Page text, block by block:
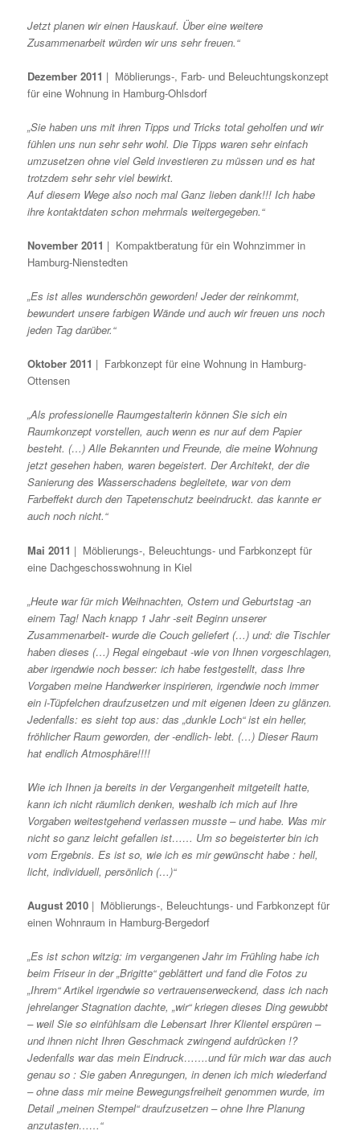
Jetzt planen wir einen Hauskauf. Über eine weitere
Zusammenarbeit würden wir uns sehr freuen.“
Dezember 2011 | Möblierungs-, Farb- und Beleuchtungskonzept
für eine Wohnung in Hamburg-Ohlsdorf
„Sie haben uns mit ihren Tipps und Tricks total geholfen und wir
fühlen uns nun sehr sehr wohl. Die Tipps waren sehr einfach
umzusetzen ohne viel Geld investieren zu müssen und es hat
trotzdem sehr sehr viel bewirkt.
Auf diesem Wege also noch mal Ganz lieben dank!!! Ich habe
ihre kontaktdaten schon mehrmals weitergegeben.“
November 2011 | Kompaktberatung für ein Wohnzimmer in
Hamburg-Nienstedten
„Es ist alles wunderschön geworden! Jeder der reinkommt,
bewundert unsere farbigen Wände und auch wir freuen uns noch
jeden Tag darüber.“
Oktober 2011 | Farbkonzept für eine Wohnung in Hamburg-
Ottensen
„Als professionelle Raumgestalterin können Sie sich ein
Raumkonzept vorstellen, auch wenn es nur auf dem Papier
besteht. (…) Alle Bekannten und Freunde, die meine Wohnung
jetzt gesehen haben, waren begeistert. Der Architekt, der die
Sanierung des Wasserschadens begleitete, war von dem
Farbeffekt durch den Tapetenschutz beeindruckt. das kannte er
auch noch nicht.“
Mai 2011 | Möblierungs-, Beleuchtungs- und Farbkonzept für
eine Dachgeschosswohnung in Kiel
„Heute war für mich Weihnachten, Ostern und Geburtstag -an
einem Tag! Nach knapp 1 Jahr -seit Beginn unserer
Zusammenarbeit- wurde die Couch geliefert (…) und: die Tischler
haben dieses (…) Regal eingebaut -wie von Ihnen vorgeschlagen,
aber irgendwie noch besser: ich habe festgestellt, dass Ihre
Vorgaben meine Handwerker inspirieren, irgendwie noch immer
ein i-Tüpfelchen draufzusetzen und mit eigenen Ideen zu glänzen.
Jedenfalls: es sieht top aus: das „dunkle Loch“ ist ein heller,
fröhlicher Raum geworden, der -endlich- lebt.(…) Dieser Raum
hat endlich Atmosphäre!!!!
Wie ich Ihnen ja bereits in der Vergangenheit mitgeteilt hatte,
kann ich nicht räumlich denken, weshalb ich mich auf Ihre
Vorgaben weitestgehend verlassen musste – und habe. Was mir
nicht so ganz leicht gefallen ist…… Um so begeisterter bin ich
vom Ergebnis. Es ist so, wie ich es mir gewünscht habe : hell,
licht, individuell, persönlich (…)“
August 2010 | Möblierungs-, Beleuchtungs- und Farbkonzept für
einen Wohnraum in Hamburg-Bergedorf
„Es ist schon witzig: im vergangenen Jahr im Frühling habe ich
beim Friseur in der „Brigitte“ geblättert und fand die Fotos zu
„Ihrem“ Artikel irgendwie so vertrauenserweckend, dass ich nach
jehrelanger Stagnation dachte, „wir“ kriegen dieses Ding gewubbt
– weil Sie so einfühlsam die Lebensart Ihrer Klientel erspüren –
und ihnen nicht Ihren Geschmack zwingend aufdrücken !?
Jedenfalls war das mein Eindruck…….und für mich war das auch
genau so : Sie gaben Anregungen, in denen ich mich wiederfand
– ohne dass mir meine Bewegungsfreiheit genommen wurde, im
Detail „meinen Stempel“ draufzusetzen – ohne Ihre Planung
anzutasten……“